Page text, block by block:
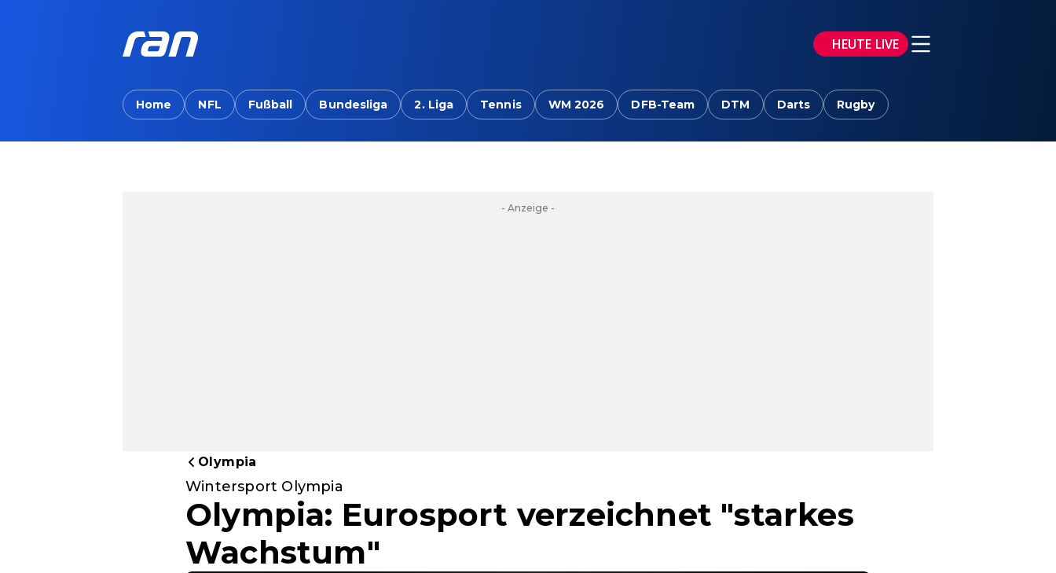
HEUTE LIVE
Home NFL Fußball Bundesliga 2. Liga Tennis WM 2026 DFB-Team DTM Darts Rugby
- Anzeige -
Olympia
Wintersport Olympia
Olympia: Eurosport verzeichnet "starkes
Wachstum"